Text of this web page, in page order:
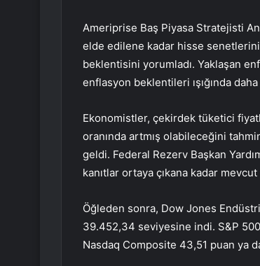
Ameriprise Baş Piyasa Stratejisti
elde edilene kadar hisse
beklentisini yorumladı. Yaklaşan
enflasyon beklentileri ışığında
Ekonomistler, çekirdek tüketici
oranında artmış olabileceğini
geldi. Federal Rezerv Başkan
kanıtlar ortaya çıkana kadar
Öğleden sonra, Dow Jones
39.452,34 seviyesine indi. S&P
Nasdaq Composite 43,51 puan ya